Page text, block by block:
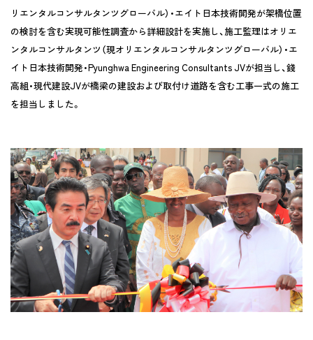
リエンタルコンサルタンツグローバル）・エイト日本技術開発が架橋位置
の検討を含む実現可能性調査から詳細設計を実施し、施工監理はオリエ
ンタルコンサルタンツ（現オリエンタルコンサルタンツグローバル）・エ
イト日本技術開発・Pyunghwa Engineering Consultants JVが担当し、錢
高組・現代建設JVが橋梁の建設および取付け道路を含む工事一式の施工
を担当しました。